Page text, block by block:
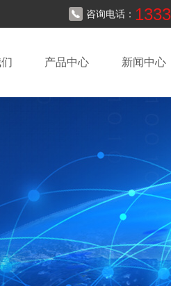
咨询电话：
产品中心 新闻中心